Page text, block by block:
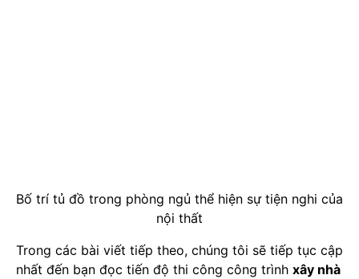
Bố trí tủ đồ trong phòng ngủ thể hiện sự tiện nghi của
nội thất
Trong các bài viết tiếp theo, chúng tôi sẽ tiếp tục cập
nhất đến bạn đọc tiến độ thi công công trình xây nhà